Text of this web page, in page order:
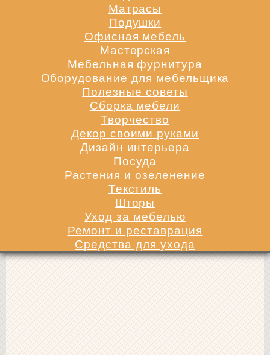
Матрасы
Подушки
Офисная мебель
Мастерская
Мебельная фурнитура
Оборудование для мебельщика
Полезные советы
Сборка мебели
Творчество
Декор своими руками
Дизайн интерьера
Посуда
Растения и озеленение
Текстиль
Шторы
Уход за мебелью
Ремонт и реставрация
Средства для ухода